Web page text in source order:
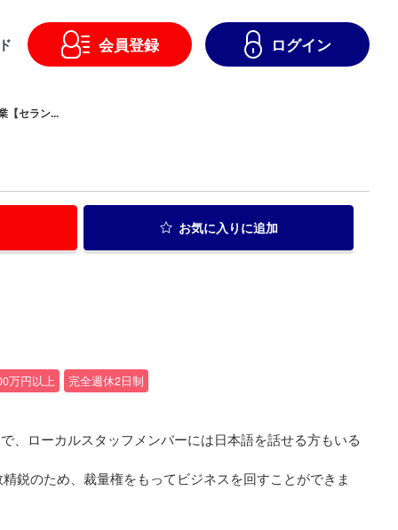
会員登録 ログイン
【セラン...
お気に入り に追加
万円以上 完全週休2日制
、ローカルスタッフメンバーには日本語を話せる方もいる
鋭のため、裁量権をもってビジネスを回すことができま